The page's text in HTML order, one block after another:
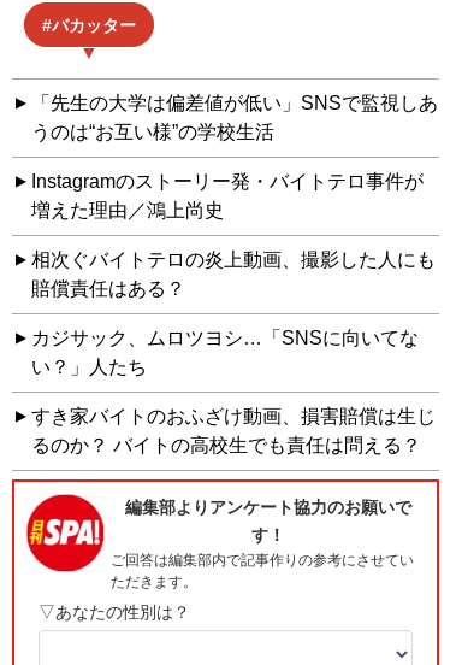
バカッター
「先生の大学は偏差値が低い」SNSで監視しあ
うのは“お互い様”の学校生活
Instagramのストーリー発・バイトテロ事件が
増えた理由／鴻上尚史
相次ぐバイトテロの炎上動画、撮影した人にも
賠償責任はある？
カジサック、ムロツヨシ…「SNSに向いてな
い？」人たち
すき家バイトのおふざけ動画、損害賠償は生じ
るのか？ バイトの高校生でも責任は問える？